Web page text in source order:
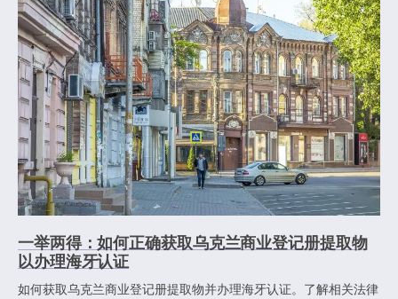
一举两得：如何正确获取乌克兰商业登记册提取物
以办理海牙认证
如何获取乌克兰商业登记册提取物并办理海牙认证。了解相关法律